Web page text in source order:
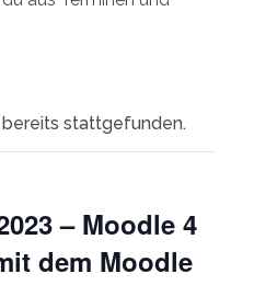
stattgefunden.
– Moodle 4
dem Moodle